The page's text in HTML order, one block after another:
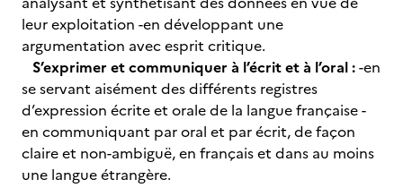
leur exploitation -en développant une
argumentation avec esprit critique.
S’exprimer et communiquer à l’écrit et à l’oral :-en
se servant aisément des différents registres
d’expression écrite et orale de la langue française -
en communiquant par oral et par écrit, de façon
claire et non-ambiguë, en français et dans au moins
une langue étrangère.